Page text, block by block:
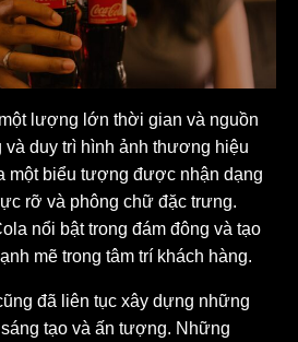
lượng lớn thời gian và nguồn
và duy trì hình ảnh thương hiệu
một biểu tượng được nhận dạng
rỡ và phông chữ đặc trưng.
nổi bật trong đám đông và tạo
mẽ trong tâm trí khách hàng.
đã liên tục xây dựng những
tạo và ấn tượng. Những